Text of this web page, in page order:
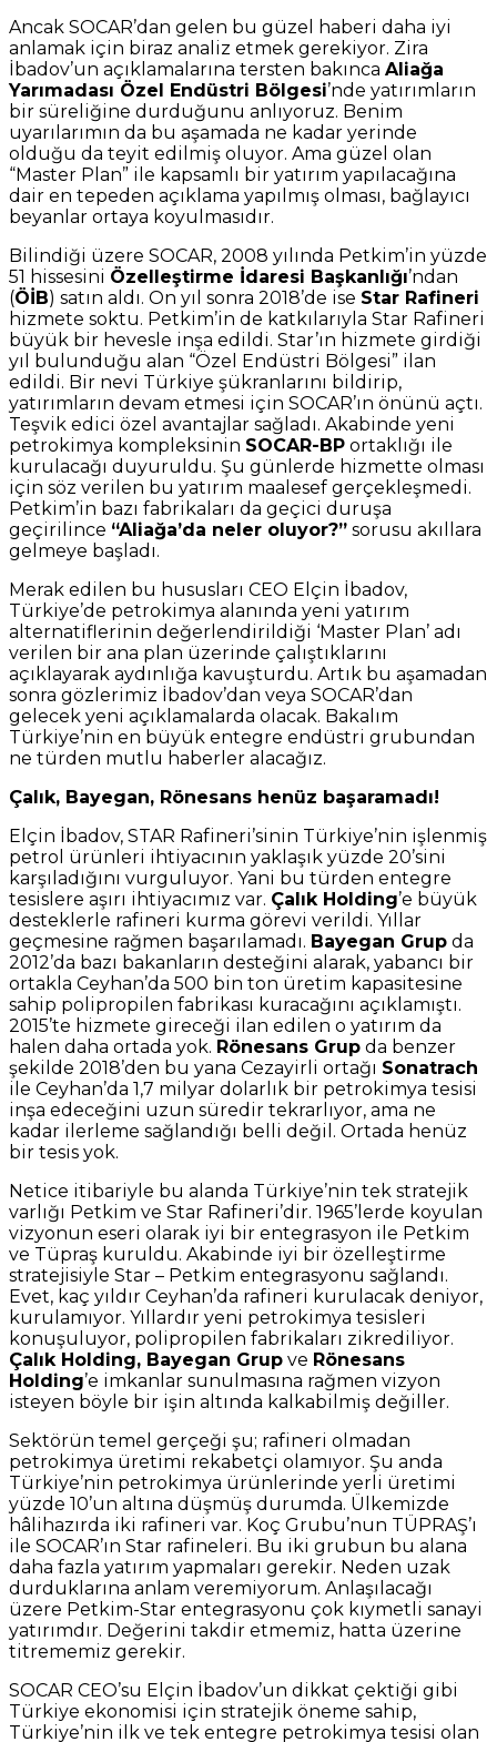
Ancak SOCAR’dan gelen bu güzel haberi daha iyi
anlamak için biraz analiz etmek gerekiyor. Zira
İbadov’un açıklamalarına tersten bakınca Aliağa
Yarımadası Özel Endüstri Bölgesi’nde yatırımların
bir süreliğine durduğunu anlıyoruz. Benim
uyarılarımın da bu aşamada ne kadar yerinde
olduğu da teyit edilmiş oluyor. Ama güzel olan
“Master Plan” ile kapsamlı bir yatırım yapılacağına
dair en tepeden açıklama yapılmış olması, bağlayıcı
beyanlar ortaya koyulmasıdır.
Bilindiği üzere SOCAR, 2008 yılında Petkim’in yüzde
51 hissesini Özelleştirme İdaresi Başkanlığı’ndan
(ÖİB) satın aldı. On yıl sonra 2018’de ise Star Rafineri
hizmete soktu. Petkim’in de katkılarıyla Star Rafineri
büyük bir hevesle inşa edildi. Star’ın hizmete girdiği
yıl bulunduğu alan “Özel Endüstri Bölgesi” ilan
edildi. Bir nevi Türkiye şükranlarını bildirip,
yatırımların devam etmesi için SOCAR’ın önünü açtı.
Teşvik edici özel avantajlar sağladı. Akabinde yeni
petrokimya kompleksinin SOCAR-BP ortaklığı ile
kurulacağı duyuruldu. Şu günlerde hizmette olması
için söz verilen bu yatırım maalesef gerçekleşmedi.
Petkim’in bazı fabrikaları da geçici duruşa
geçirilince “Aliağa’da neler oluyor?” sorusu akıllara
gelmeye başladı.
Merak edilen bu hususları CEO Elçin İbadov,
Türkiye’de petrokimya alanında yeni yatırım
alternatiflerinin değerlendirildiği ‘Master Plan’ adı
verilen bir ana plan üzerinde çalıştıklarını
açıklayarak aydınlığa kavuşturdu. Artık bu aşamadan
sonra gözlerimiz İbadov’dan veya SOCAR’dan
gelecek yeni açıklamalarda olacak. Bakalım
Türkiye’nin en büyük entegre endüstri grubundan
ne türden mutlu haberler alacağız.
Çalık, Bayegan, Rönesans henüz başaramadı!
Elçin İbadov, STAR Rafineri’sinin Türkiye’nin işlenmiş
petrol ürünleri ihtiyacının yaklaşık yüzde 20’sini
karşıladığını vurguluyor. Yani bu türden entegre
tesislere aşırı ihtiyacımız var. Çalık Holding’e büyük
desteklerle rafineri kurma görevi verildi. Yıllar
geçmesine rağmen başarılamadı. Bayegan Grup da
2012’da bazı bakanların desteğini alarak, yabancı bir
ortakla Ceyhan’da 500 bin ton üretim kapasitesine
sahip polipropilen fabrikası kuracağını açıklamıştı.
2015’te hizmete gireceği ilan edilen o yatırım da
halen daha ortada yok. Rönesans Grup da benzer
şekilde 2018’den bu yana Cezayirli ortağı Sonatrach
ile Ceyhan’da 1,7 milyar dolarlık bir petrokimya tesisi
inşa edeceğini uzun süredir tekrarlıyor, ama ne
kadar ilerleme sağlandığı belli değil. Ortada henüz
bir tesis yok.
Netice itibariyle bu alanda Türkiye’nin tek stratejik
varlığı Petkim ve Star Rafineri’dir. 1965’lerde koyulan
vizyonun eseri olarak iyi bir entegrasyon ile Petkim
ve Tüpraş kuruldu. Akabinde iyi bir özelleştirme
stratejisiyle Star – Petkim entegrasyonu sağlandı.
Evet, kaç yıldır Ceyhan’da rafineri kurulacak deniyor,
kurulamıyor. Yıllardır yeni petrokimya tesisleri
konuşuluyor, polipropilen fabrikaları zikrediliyor.
Çalık Holding, Bayegan Grup ve Rönesans
Holding’e imkanlar sunulmasına rağmen vizyon
isteyen böyle bir işin altında kalkabilmiş değiller.
Sektörün temel gerçeği şu; rafineri olmadan
petrokimya üretimi rekabetçi olamıyor. Şu anda
Türkiye’nin petrokimya ürünlerinde yerli üretimi
yüzde 10’un altına düşmüş durumda. Ülkemizde
hâlihazırda iki rafineri var. Koç Grubu’nun TÜPRAŞ’ı
ile SOCAR’ın Star rafineleri. Bu iki grubun bu alana
daha fazla yatırım yapmaları gerekir. Neden uzak
durduklarına anlam veremiyorum. Anlaşılacağı
üzere Petkim-Star entegrasyonu çok kıymetli sanayi
yatırımdır. Değerini takdir etmemiz, hatta üzerine
titrememiz gerekir.
SOCAR CEO’su Elçin İbadov’un dikkat çektiği gibi
Türkiye ekonomisi için stratejik öneme sahip,
Türkiye’nin ilk ve tek entegre petrokimya tesisi olan